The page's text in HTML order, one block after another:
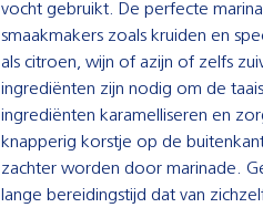
vocht gebruikt. De perfecte
smaakmakers zoals kruiden en
als citroen, wijn of azijn of zelfs
ingrediënten zijn nodig om de
ingrediënten karamelliseren en
knapperig korstje op de
zachter worden door marinade.
lange bereidingstijd dat van